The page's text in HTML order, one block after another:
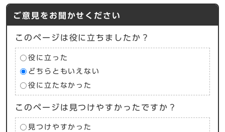
ご意見をお聞かせください
このページは役に立ちましたか？
役に立った
どちらともいえない
役に立たなかった
このページは見つけやすかったですか？
見つけやすかった